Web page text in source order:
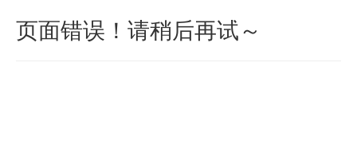
页面错误！请稍后再试～